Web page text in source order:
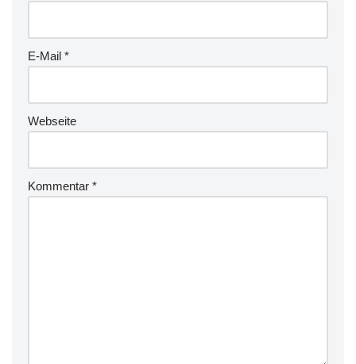
E-Mail *
Webseite
Kommentar *